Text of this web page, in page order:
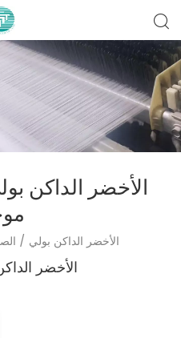
الأخضر الداكن
الأخضر الداكن بولي /
الأخضر